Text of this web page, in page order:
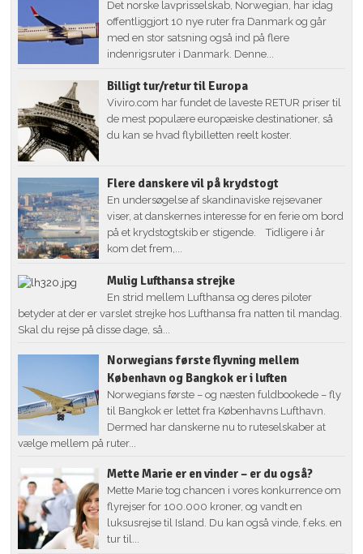
Det norske lavprisselskab, Norwegian, har idag
offentliggjort 10 nye ruter fra Danmark og går
med en stor satsning også ind på flere
indenrigsruter i Danmark. Denne...
Billigt tur/retur til Europa
Viviro.com har fundet de laveste RETUR priser til
de mest populære europæiske destinationer, så
du kan se hvad flybilletten reelt koster.
Flere danskere vil på krydstogt
En undersøgelse af skandinaviske rejsevaner
viser, at danskernes interesse for en ferie om bord
på et krydstogtskib er stigende. Tidligere i år
kom det frem,...
Mulig Lufthansa strejke
En strid mellem Lufthansa og deres piloter
betyder at der er varslet strejke hos Lufthansa fra natten til mandag.
Skal du rejse på disse dage, så...
Norwegians første flyvning mellem
København og Bangkok er i luften
Norwegians første – og næsten fuldbookede – fly
til Bangkok er lettet fra Københavns Lufthavn.
Dermed har danskerne nu to ruteselskaber at
vælge mellem på ruter...
Mette Marie er en vinder – er du også?
Mette Marie tog chancen i vores konkurrence om
flyrejser for 100.000 kroner, og vandt en
luksusrejse til Island. Du kan også vinde, f.eks. en
tur til...